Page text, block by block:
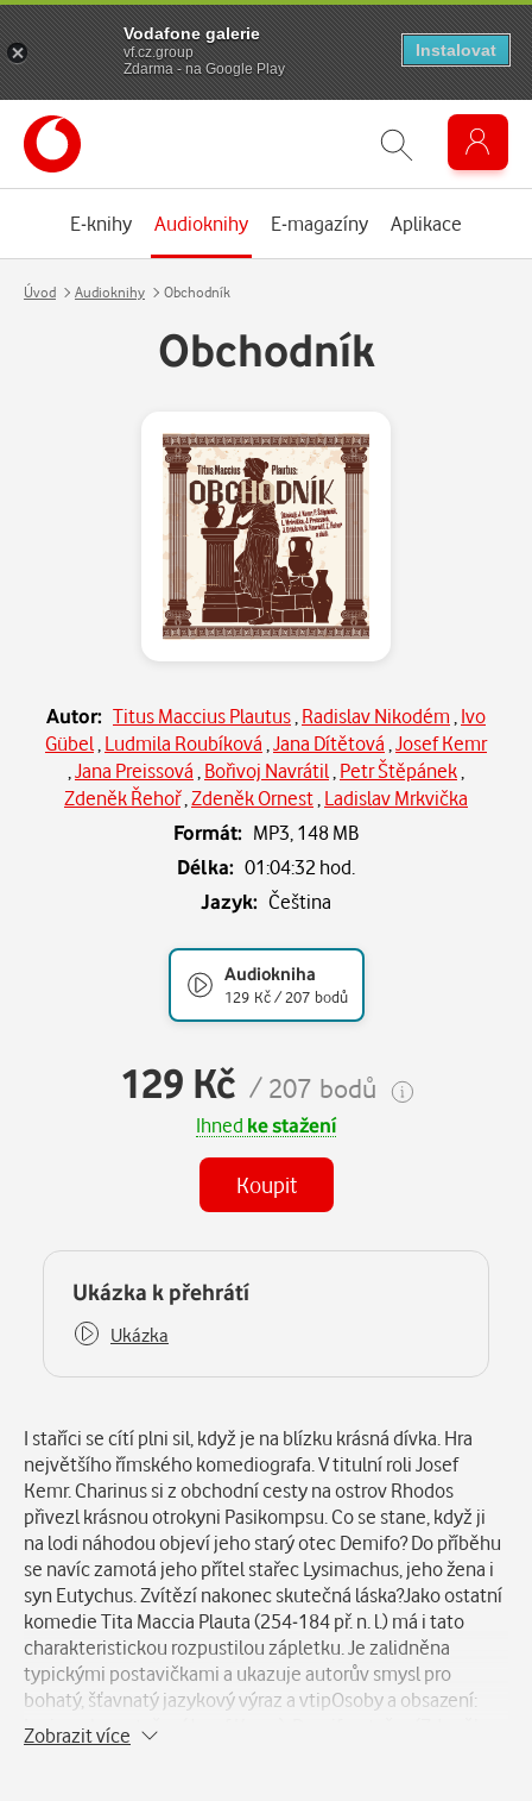
E-knihy Audioknihy E-magazíny Aplikace
Úvod Audioknihy Obchodník
Obchodník
Autor: Titus Maccius Plautus Radislav Nikodém Ivo
Gübel Ludmila Roubíková Jana Dítětová Josef Kemr
Jana Preissová Bořivoj Navrátil Petr Štěpánek
Zdeněk Řehoř, Zdeněk Ornest Ladislav Mrkvička
Formát: MP3, 148 MB
Délka: 01:04:32 hod.
Jazyk: Čeština
Audiokniha
129 Kč / 207 bodů
129 Kč / 207 bodů
Ihned ke stažení
Koupit
Některé kapitoly již máte zakoupeny.
Ukázka k přehrátí
Ukázka
Popis
I staříci se cítí plni sil, když je na blízku krásná dívka. Hra
největšího římského komediografa. V titulní roli Josef
Kemr. Charinus si z obchodní cesty na ostrov Rhodos
přivezl krásnou otrokyni Pasikompsu. Co se stane, když ji
na lodi náhodou objeví jeho starý otec Demifo? Do příběhu
se navíc zamotá jeho přítel stařec Lysimachus, jeho žena i
syn Eutychus. Zvítězí nakonec skutečná láska?Jako ostatní
komedie Tita Maccia Plauta (254-184 př. n. l.) má i tato
charakteristickou rozpustilou zápletku. Je zalidněna
typickými postavičkami a ukazuje autorův smysl pro
bohatý, šťavnatý jazykový výraz a vtipOsoby a obsazení:
Lysimachus, stařec (Josef Kemr), Demifo, stařec (Zdeněk
Řehoř), Charinus, syn Demifonův (Petr Štěpánek),
Zobrazit více
Vodafone galerie
vf.cz.group
Zdarma - na Google Play
Instalovat